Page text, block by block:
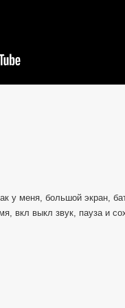
у меня, большой экран,
вкл выкл звук, пауза и